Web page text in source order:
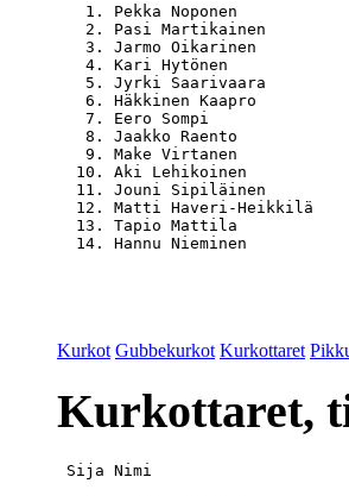
1. Pekka Noponen
2. Pasi Martikainen
3. Jarmo Oikarinen
4. Kari Hytönen
5. Jyrki Saarivaara
6. Häkkinen Kaapro
7. Eero Sompi
8. Jaakko Raento
9. Make Virtanen
10. Aki Lehikoinen
11. Jouni Sipiläinen
12. Matti Haveri-Heikkilä
13. Tapio Mattila
Kurkot Gubbekurkot Kurkottaret
Kurkottaret,
Sija Nimi